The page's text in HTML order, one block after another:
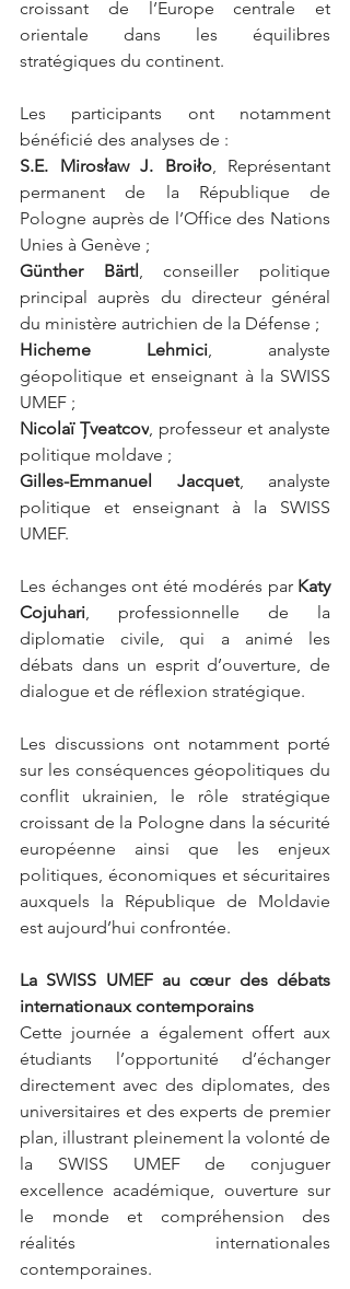
croissant de l’Europe centrale et
orientale dans les équilibres
stratégiques du continent.
Les participants ont notamment
bénéficié des analyses de :
S.E. Mirosław J. Broiło, Représentant
permanent de la République de
Pologne auprès de l’Office des Nations
Unies à Genève ;
Günther Bärtl, conseiller politique
principal auprès du directeur général
du ministère autrichien de la Défense ;
Hicheme Lehmici, analyste
géopolitique et enseignant à la SWISS
UMEF ;
Nicolaï Țveatcov, professeur et analyste
politique moldave ;
Gilles-Emmanuel Jacquet, analyste
politique et enseignant à la SWISS
UMEF.
Les échanges ont été modérés par Katy
Cojuhari, professionnelle de la
diplomatie civile, qui a animé les
débats dans un esprit d’ouverture, de
dialogue et de réflexion stratégique.
Les discussions ont notamment porté
sur les conséquences géopolitiques du
conflit ukrainien, le rôle stratégique
croissant de la Pologne dans la sécurité
européenne ainsi que les enjeux
politiques, économiques et sécuritaires
auxquels la République de Moldavie
est aujourd’hui confrontée.
La SWISS UMEF au cœur des débats
internationaux contemporains
Cette journée a également offert aux
étudiants l’opportunité d’échanger
directement avec des diplomates, des
universitaires et des experts de premier
plan, illustrant pleinement la volonté de
la SWISS UMEF de conjuguer
excellence académique, ouverture sur
le monde et compréhension des
réalités internationales
contemporaines.